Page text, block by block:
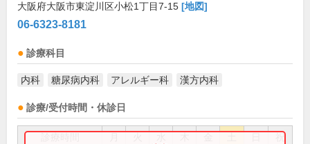
大阪府大阪市東淀川区小松1丁目7-15 [地図]
06-6323-8181
診療科目
内科 糖尿病内科 アレルギー科 漢方内科
診療/受付時間・休診日
祝